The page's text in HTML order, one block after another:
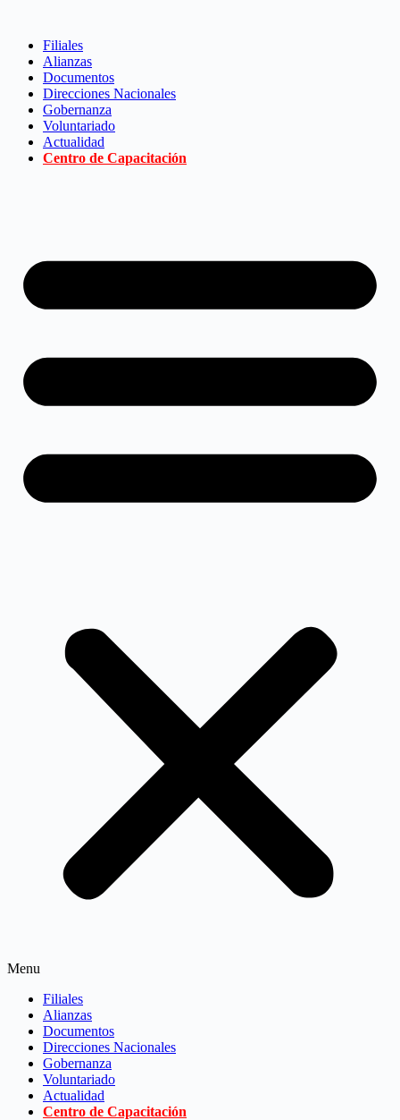
contenidoFiliales
Alianzas
Documentos
Direcciones Nacionales
Gobernanza
Voluntariado
Actualidad
Centro de Capacitación
Menu
Filiales
Alianzas
Documentos
Direcciones Nacionales
Gobernanza
Voluntariado
Actualidad
Centro de Capacitación